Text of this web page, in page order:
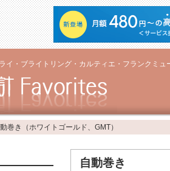
イ・ブライトリング・カルティエ・フランクミ
巻き（ホワイトゴールド、GMT）
自動巻き